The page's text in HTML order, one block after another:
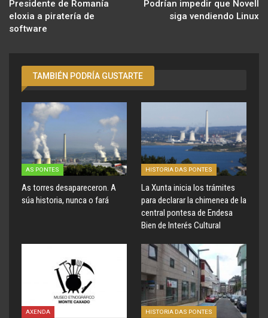
Presidente de Romanía
eloxia a piratería de
software
Podrían impedir que Novell
siga vendiendo Linux
TAMBIÉN PODRÍA GUSTARTE
AS PONTES
As torres desapareceron. A
súa historia, nunca o fará
HISTORIA DAS PONTES
La Xunta inicia los trámites
para declarar la chimenea de la
central pontesa de Endesa
Bien de Interés Cultural
AXENDA HISTORIA DAS PONTES